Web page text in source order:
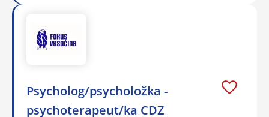
Psycholog/psycholožka -
psychoterapeut/ka CDZ